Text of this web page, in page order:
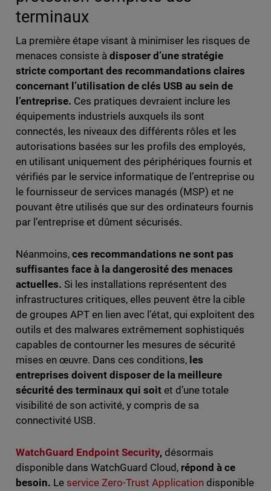
terminaux
La première étape visant à minimiser les risques de
menaces consiste à disposer d’une stratégie
stricte comportant des recommandations claires
concernant l’utilisation de clés USB au sein de
l’entreprise. Ces pratiques devraient inclure les
équipements industriels auxquels ils sont
connectés, les niveaux des différents rôles et les
autorisations basées sur les profils des employés,
en utilisant uniquement des périphériques fournis et
vérifiés par le service informatique de l’entreprise ou
le fournisseur de services managés (MSP) et ne
pouvant être utilisés que sur des ordinateurs fournis
par l’entreprise et dûment sécurisés.
Néanmoins, ces recommandations ne sont pas
suffisantes face à la dangerosité des menaces
actuelles. Si les installations représentent des
infrastructures critiques, elles peuvent être la cible
de groupes APT en lien avec l’état, qui exploitent des
outils et des malwares extrêmement sophistiqués
capables de contourner les mesures de sécurité
mises en œuvre. Dans ces conditions, les
entreprises doivent disposer de la meilleure
sécurité des terminaux qui soit et d’une totale
visibilité de son activité, y compris de sa
connectivité USB.
WatchGuard Endpoint Security, désormais
disponible dans WatchGuard Cloud, répond à ce
besoin. Le service Zero-Trust Application disponible